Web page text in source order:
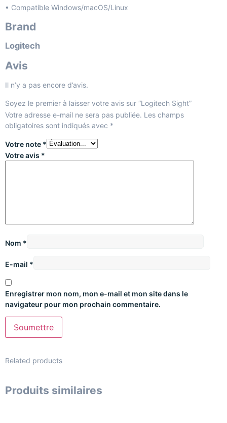
• Compatible Windows/macOS/Linux
Brand
Logitech
Avis
Il n’y a pas encore d’avis.
Soyez le premier à laisser votre avis sur “Logitech Sight”
Votre adresse e-mail ne sera pas publiée. Les champs
obligatoires sont indiqués avec *
Votre note *
Votre avis *
Nom *
E-mail *
Enregistrer mon nom, mon e-mail et mon site dans le
navigateur pour mon prochain commentaire.
Related products
Produits similaires